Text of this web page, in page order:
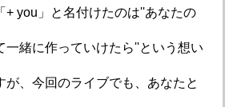
+ you」と名付けたのは''あなたの
一緒に作っていけたら''という想い
が、今回のライブでも、あなたと